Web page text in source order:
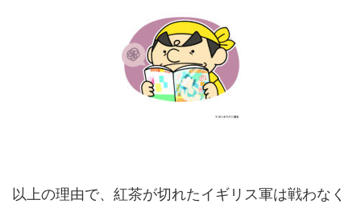
以上の理由で、紅茶が切れたイギリス軍は戦わなく